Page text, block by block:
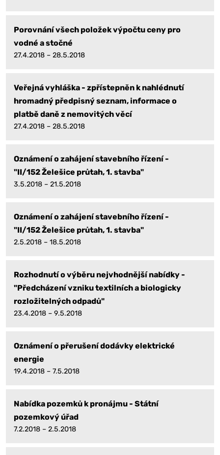
Porovnání všech položek výpočtu ceny pro
vodné a stočné
27.4.2018 – 28.5.2018
Veřejná vyhláška - zpřístepněn k nahlédnutí
hromadný předpisný seznam, informace o
platbě daně z nemovitých věcí
27.4.2018 – 28.5.2018
Oznámení o zahájení stavebního řízení -
"II/152 Želešice průtah, 1. stavba"
3.5.2018 – 21.5.2018
Oznámení o zahájení stavebního řízení -
"II/152 Želešice průtah, 1. stavba"
2.5.2018 – 18.5.2018
Rozhodnutí o výběru nejvhodnější nabídky -
"Předcházení vzniku textilních a biologicky
rozložitelných odpadů"
23.4.2018 – 9.5.2018
Oznámení o přerušení dodávky elektrické
energie
19.4.2018 – 7.5.2018
Nabídka pozemků k pronájmu - Státní
pozemkový úřad
7.2.2018 – 2.5.2018